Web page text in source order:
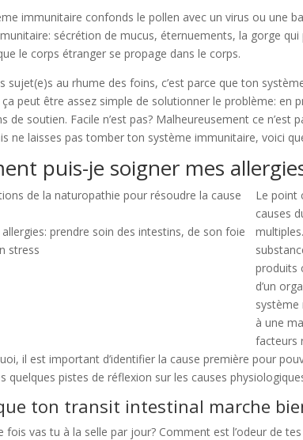
immunitaire confonds le pollen avec un virus ou une
sécrétion de mucus, éternuements, la gorge
le corps étranger se propage dans le corps.
sujet(e)s au rhume des foins, c’est parce que ton
peut être assez simple de solutionner le problème: en
de soutien. Facile n’est pas? Malheureusement ce n’est
ne laisses pas tomber ton système immunitaire, voici
puis-je soigner mes
allergies: prendre soin des intestins, de son foie
stress
Le point
causes
produits
d’un
système
à une
facteurs
il est important d’identifier la cause première pour
quelques pistes de réflexion sur les causes
ton transit intestinal marche
fois vas tu à la selle par jour? Comment est l’odeur de